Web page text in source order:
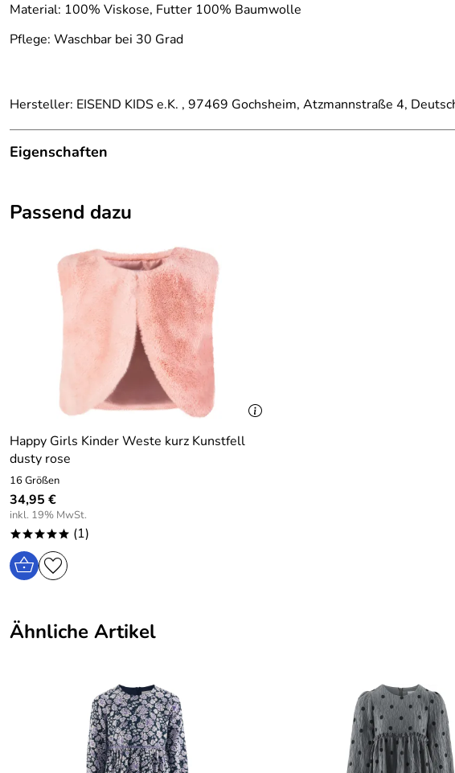
Material: 100% Viskose, Futter 100% Baumwolle
Pflege: Waschbar bei 30 Grad
Hersteller: EISEND KIDS e.K. , 97469 Gochsheim, Atzmannstraße 4,
Eigenschaften
Farbe:
Grün / Mehrfarbig
Passend dazu
Happy Girls Kinder Weste kurz Kunstfell
dusty rose
16 Größen
34,95 €
inkl. 19% MwSt.
***** (1)
Ähnliche Artikel